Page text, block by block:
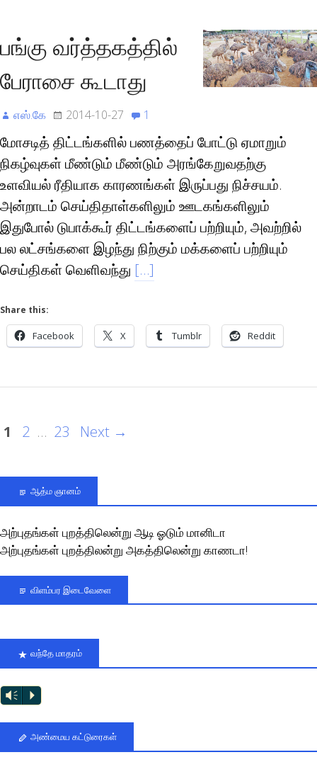
பங்கு வர்த்தகத்தில்
பேராசை கூடாது
எஸ்.கே 2014-10-27 1
மோசடித் திட்டங்களில் பணத்தைப் போட்டு ஏமாறும்
நிகழ்வுகள் மீண்டும் மீண்டும் அரங்கேறுவதற்கு
உளவியல் ரீதியாக காரணங்கள் இருப்பது நிச்சயம்.
அன்றாடம் செய்திதாள்களிலும் ஊடகங்களிலும்
இதுபோல் டுபாக்கூர் திட்டங்களைப் பற்றியும், அவற்றில்
பல லட்சங்களை இழந்து நிற்கும் மக்களைப் பற்றியும்
செய்திகள் வெளிவந்து […]
Share this:
Facebook X Tumblr Reddit
1 2 … 23 Next →
ஆத்ம ஞானம்
அற்புதங்கள் புறத்திலென்று ஆடி ஓடும் மானிடா
அற்புதங்கள் புறத்திலன்று அகத்திலென்று காணடா!
விளம்பர இடைவேளை
வந்தே மாதரம்
Vm P
அண்மைய கட்டுரைகள்